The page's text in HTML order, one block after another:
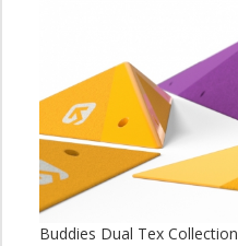
Buddies Dual Tex Collection